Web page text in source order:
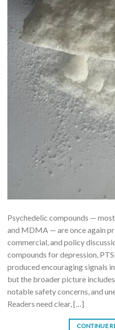
Psychedelic compounds —
and MDMA — are once again
commercial, and policy
compounds for depression,
produced encouraging signals
but the broader picture
notable safety concerns, and
Readers need clear, […]
CONTINUE